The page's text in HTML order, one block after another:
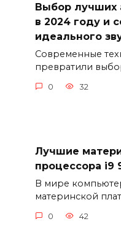
Выбор лучших
в 2024 году и
идеального
Современные
превратили
0 32
Лучшие
процессора i9
В мире
материнской
0 42